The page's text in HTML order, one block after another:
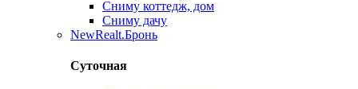
Сниму коттедж, дом
Сниму дачу
NewRealt.Бронь
Суточная